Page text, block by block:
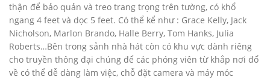
thận để bảo quản và treo trang trọng trên tường, có khổ
ngang 4 feet và dọc 5 feet. Có thể kể như : Grace Kelly, Jack
Nicholson, Marlon Brando, Halle Berry, Tom Hanks, Julia
Roberts…Bên trong sảnh nhà hát còn có khu vực dành riêng
cho truyền thông đại chúng để các phóng viên từ khắp nơi đổ
về có thể dễ dàng làm việc, chỗ đặt camera và máy móc